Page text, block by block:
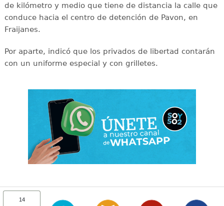
de kilómetro y medio que tiene de distancia la calle que
conduce hacia el centro de detención de Pavon, en
Fraijanes.
Por aparte, indicó que los privados de libertad contarán
con un uniforme especial y con grilletes.
14